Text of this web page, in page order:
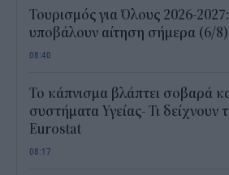
Τουρισμός για Όλους 2026-
υποβάλουν αίτηση σήμερα (6/8)
08:40
Το κάπνισμα βλάπτει σοβαρά
συστήματα Υγείας- Τι δείχνουν
Eurostat
08:17